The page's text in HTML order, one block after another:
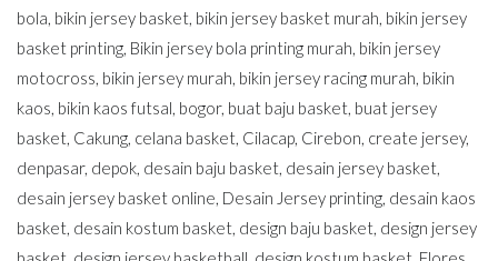
bola, bikin jersey basket, bikin jersey basket murah, bikin jersey
basket printing, Bikin jersey bola printing murah, bikin jersey
motocross, bikin jersey murah, bikin jersey racing murah, bikin
kaos, bikin kaos futsal, bogor, buat baju basket, buat jersey
basket, Cakung, celana basket, Cilacap, Cirebon, create jersey,
denpasar, depok, desain baju basket, desain jersey basket,
desain jersey basket online, Desain Jersey printing, desain kaos
basket, desain kostum basket, design baju basket, design jersey